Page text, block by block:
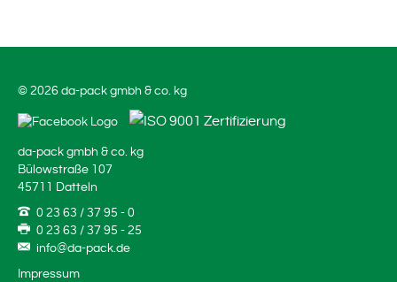
© 2026 da-pack gmbh & co. kg
da-pack gmbh & co. kg
Bülowstraße 107
45711 Datteln
0 23 63 / 37 95 - 0
0 23 63 / 37 95 - 25
info@da-pack.de
Impressum